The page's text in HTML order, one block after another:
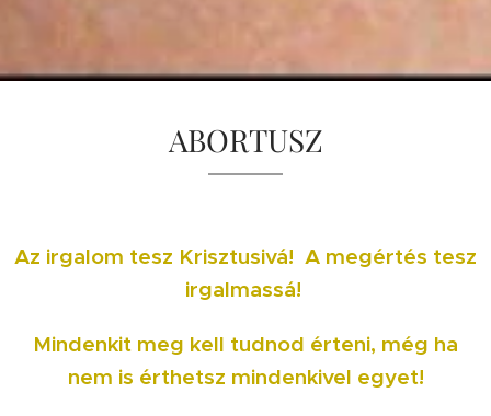
ABORTUSZ
Az irgalom tesz Krisztusivá! A megértés tesz
irgalmassá!
Mindenkit meg kell tudnod érteni, még ha
nem is érthetsz mindenkivel egyet!